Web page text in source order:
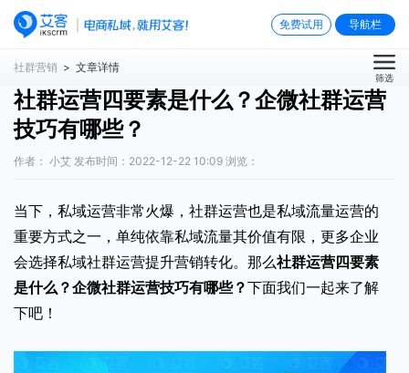
免费试用 导航栏
社群营销 > 文章详情
筛选
社群运营四要素是什么？企微社群运营
技巧有哪些？
作者： 小艾 发布时间：2022-12-22 10:09 浏览：
当下，私域运营非常火爆，社群运营也是私域流量运营的
重要方式之一，单纯依靠私域流量其价值有限，更多企业
会选择私域社群运营提升营销转化。那么社群运营四要素
是什么 ？企微社群运营技巧有哪些？下面我们一起来了解
下吧！